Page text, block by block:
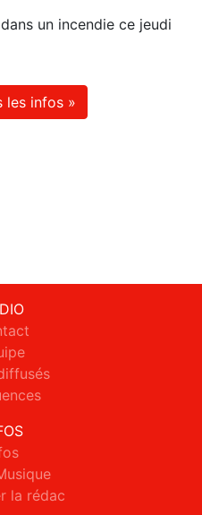
un incendie ce jeudi
les infos »
la rédac